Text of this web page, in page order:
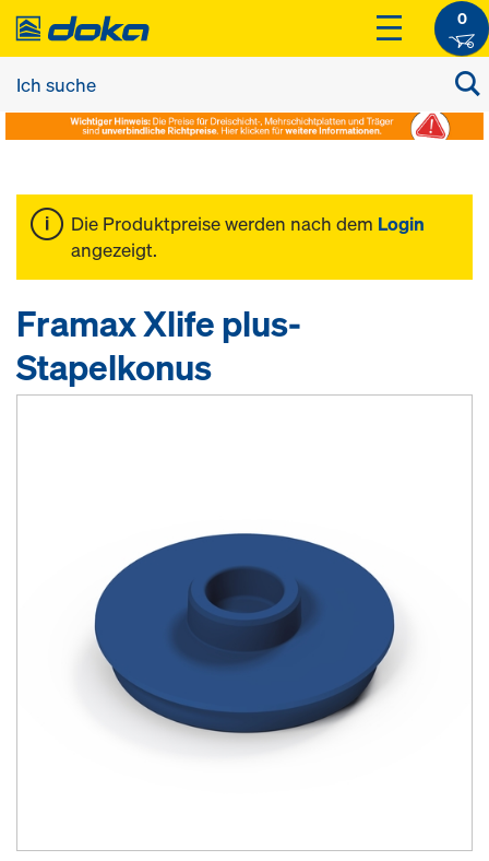
0
Die Produktpreise werden nach dem Login
angezeigt.
Framax Xlife plus-
Stapelkonus